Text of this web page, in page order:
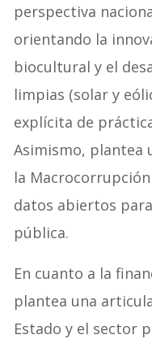
perspectiva
orientando la
biocultural y el
limpias (solar y
explícita de
Asimismo, plantea
la
datos abiertos
pública.
En cuanto a la
plantea una
Estado y el sector